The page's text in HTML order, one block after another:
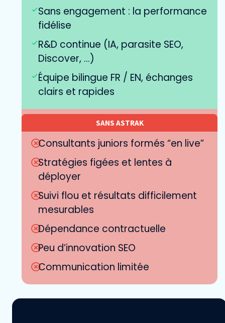
Sans engagement : la performance
fidélise
R&D continue (IA, parasite SEO,
Discover, ...)
Équipe bilingue FR / EN, échanges
clairs et rapides
SANS ASTRAK
Consultants juniors formés “en live”
Stratégies figées et lentes à
déployer
Suivi flou et résultats difficilement
mesurables
Dépendance contractuelle
Peu d’innovation SEO
Communication limitée